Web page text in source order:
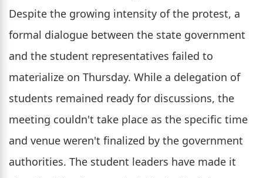
Despite the growing intensity of the protest, a
formal dialogue between the state government
and the student representatives failed to
materialize on Thursday. While a delegation of
students remained ready for discussions, the
meeting couldn't take place as the specific time
and venue weren't finalized by the government
authorities. The student leaders have made it